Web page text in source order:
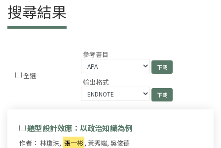
搜尋結果
全選
參考書目
輸出格式
題型設計效應：以政治知識為例
作者： 林瓊珠, 張一彬 , 黃秀端, 吳俊德